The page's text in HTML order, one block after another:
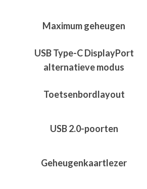
Maximum geheugen
USB Type-C DisplayPort
alternatieve modus
Toetsenbordlayout
USB 2.0-poorten
Geheugenkaartlezer